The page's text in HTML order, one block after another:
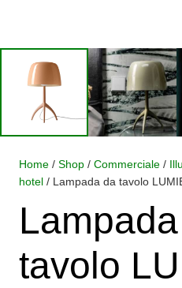
Home / Shop / Commerciale /
hotel / Lampada da tavolo
tavolo